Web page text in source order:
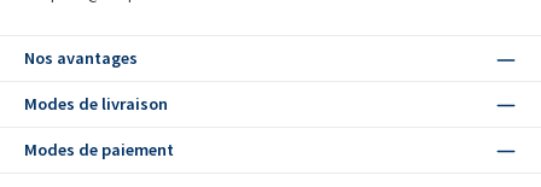
Nos avantages
Modes de livraison
Modes de paiement